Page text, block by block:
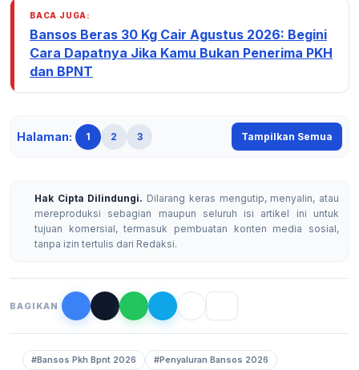
BACA JUGA:
Bansos Beras 30 Kg Cair Agustus 2026: Begini
Cara Dapatnya Jika Kamu Bukan Penerima PKH
dan BPNT
Halaman: 1 2 3 Tampilkan Semua
Hak Cipta Dilindungi. Dilarang keras mengutip, menyalin, atau
mereproduksi sebagian maupun seluruh isi artikel ini untuk
tujuan komersial, termasuk pembuatan konten media sosial,
tanpa izin tertulis dari Redaksi.
BAGIKAN
#Bansos Pkh Bpnt 2026
#Penyaluran Bansos 2026